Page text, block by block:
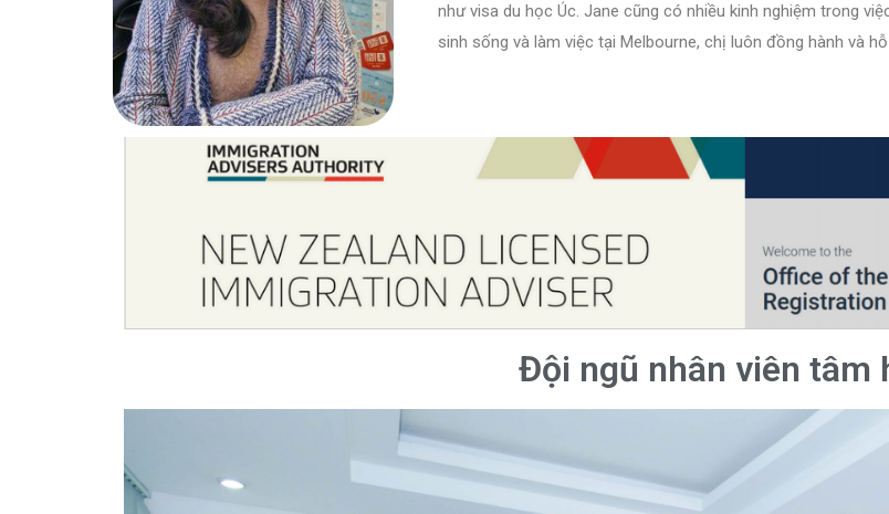
như visa du học Úc. Jane cũng có nhiều kinh nghiệm trong
sinh sống và làm việc tại Melbourne, chị luôn đồng hành và
Đội ngũ nhân viên tâm